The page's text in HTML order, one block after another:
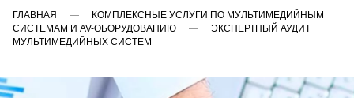
ГЛАВНАЯ
КОМПЛЕКСНЫЕ УСЛУГИ ПО МУЛЬТИМЕДИЙНЫМ
СИСТЕМАМ И AV-ОБОРУДОВАНИЮ
ЭКСПЕРТНЫЙ АУДИТ
МУЛЬТИМЕДИЙНЫХ СИСТЕМ